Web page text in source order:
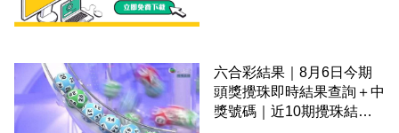
六合彩結果｜8月6日今期
頭獎攪珠即時結果查詢＋中
獎號碼｜近10期攪珠結果